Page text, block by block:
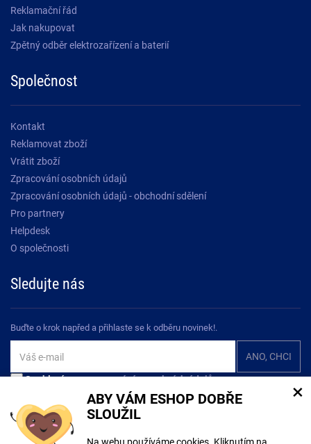
ABY VÁM ESHOP DOBŘE
SLOUŽIL
×
Reklamační řád
Jak nakupovat
Zpětný odběr elektrozařízení a baterií
Společnost
Kontakt
Reklamovat zboží
Vrátit zboží
Zpracování osobních údajů
Zpracování osobních údajů - obchodní sdělení
Pro partnery
Helpdesk
O společnosti
Sledujte nás
Buďte o krok napřed a přihlaste se k odběru novinek!.
Souhlasím sezpracováním osobních údajů